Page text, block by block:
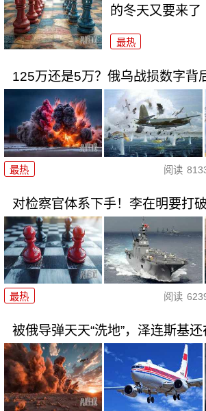
的冬天又要来了
最热
125万还是5万？俄乌战损数字背
最热 阅读
对检察官体系下手！李在明要打
最热 阅读
被俄导弹天天“洗地”，泽连斯基还